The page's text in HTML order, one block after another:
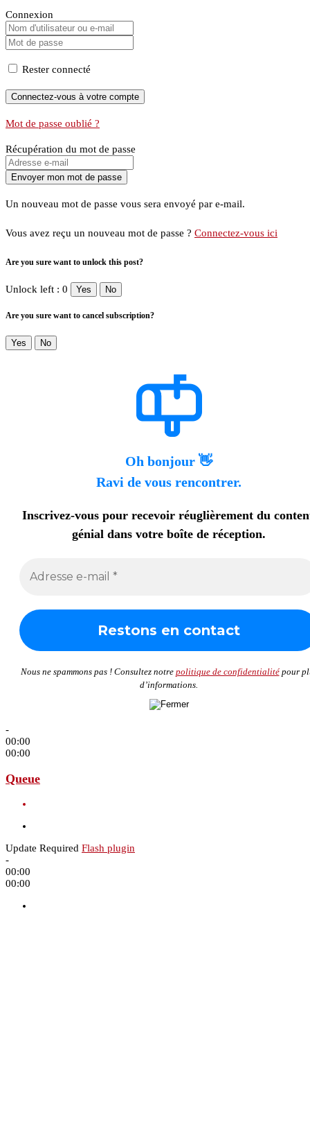
Connexion
Rester connecté
Mot de passe oublié ?
Récupération du mot de passe
Un nouveau mot de passe vous sera envoyé par e-mail.
Vous avez reçu un nouveau mot de passe ? Connectez-vous ici
Are you sure want to unlock this post?
Unlock left : 0 Yes No
Are you sure want to cancel subscription?
Yes No
Oh bonjour 👋
Ravi de vous rencontrer.
Inscrivez-vous pour recevoir réuglièrement du
génial dans votre boîte de réception.
Nous ne spammons pas ! Consultez notre politique de confidentialitépour
d’informations.
-
00:00
00:00
Queue
Update Required Flash plugin
-
00:00
00:00